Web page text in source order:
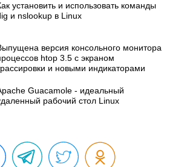
установить и использовать команды
и nslookup в Linux
версия консольного монитора
htop 3.5 с экраном
и новыми индикаторами
Guacamole - идеальный
рабочий стол Linux